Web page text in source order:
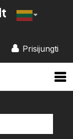
Prisijungti